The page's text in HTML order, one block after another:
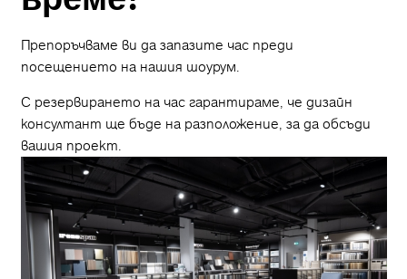
Препоръчваме ви да запазите час преди
посещението на нашия шоурум.
С резервирането на час гарантираме, че дизайн
консултант ще бъде на разположение, за да обсъди
вашия проект.